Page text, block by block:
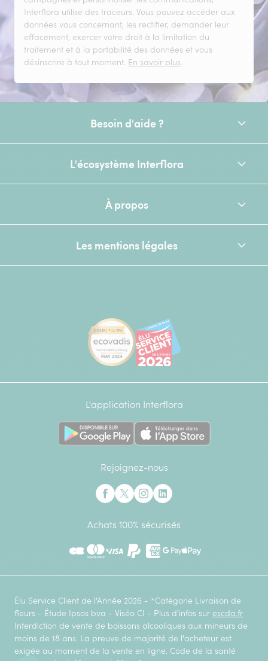
Interflora utilise des traceurs. Vous pouvez accéder aux
données vous concernant, les rectifier, demander leur
effacement, exercer votre droit à la limitation du
traitement et à la portabilité des données et vous
désinscrire à tout moment. En savoir plus.
Besoin d'aide ?
L'écosystème Interflora
À propos
Les mentions légales
[Ecovadis Gold Badge - Top 5%
L'application Interflora
Rejoignez-nous
Achats 100% sécurisés
CB Mastercard PaypalAmerican Express
Google Pay
Apple Pay
Élu Service Client de l'Année 2026 - *Catégorie Livraison de
fleurs - Étude Ipsos bva - Viséo CI - Plus d'infos sur escda.fr
Interdiction de vente de boissons alcooliques aux mineurs de
moins de 18 ans. La preuve de majorité de l'acheteur est
exigée au moment de la vente en ligne. Code de la santé